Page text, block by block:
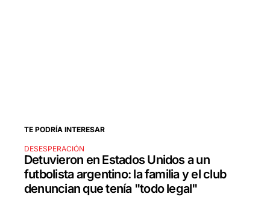
TE PODRÍA INTERESAR
DESESPERACIÓN
Detuvieron en Estados Unidos a un
futbolista argentino: la familia y el club
denuncian que tenía "todo legal"